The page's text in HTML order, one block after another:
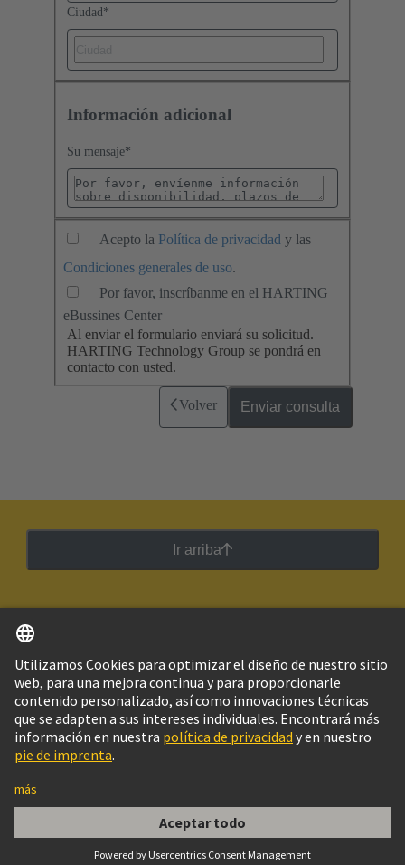
Ciudad *
Información adicional
Su mensaje*
Acepto la Política de privacidad y las
Condiciones generales de uso.
Por favor, inscríbanme en el HARTING
eBussines Center
Al enviar el formulario enviará su solicitud.
HARTING Technology Group se pondrá en
contacto con usted.
Volver Enviar consulta
Ir arriba
Argentina Español
© Grupo Tecnológico HARTING
Configuración de cookies